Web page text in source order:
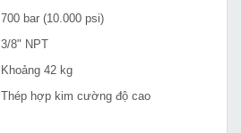
700 bar (10.000 psi)
3/8" NPT
Khoảng 42 kg
Thép hợp kim cường độ cao